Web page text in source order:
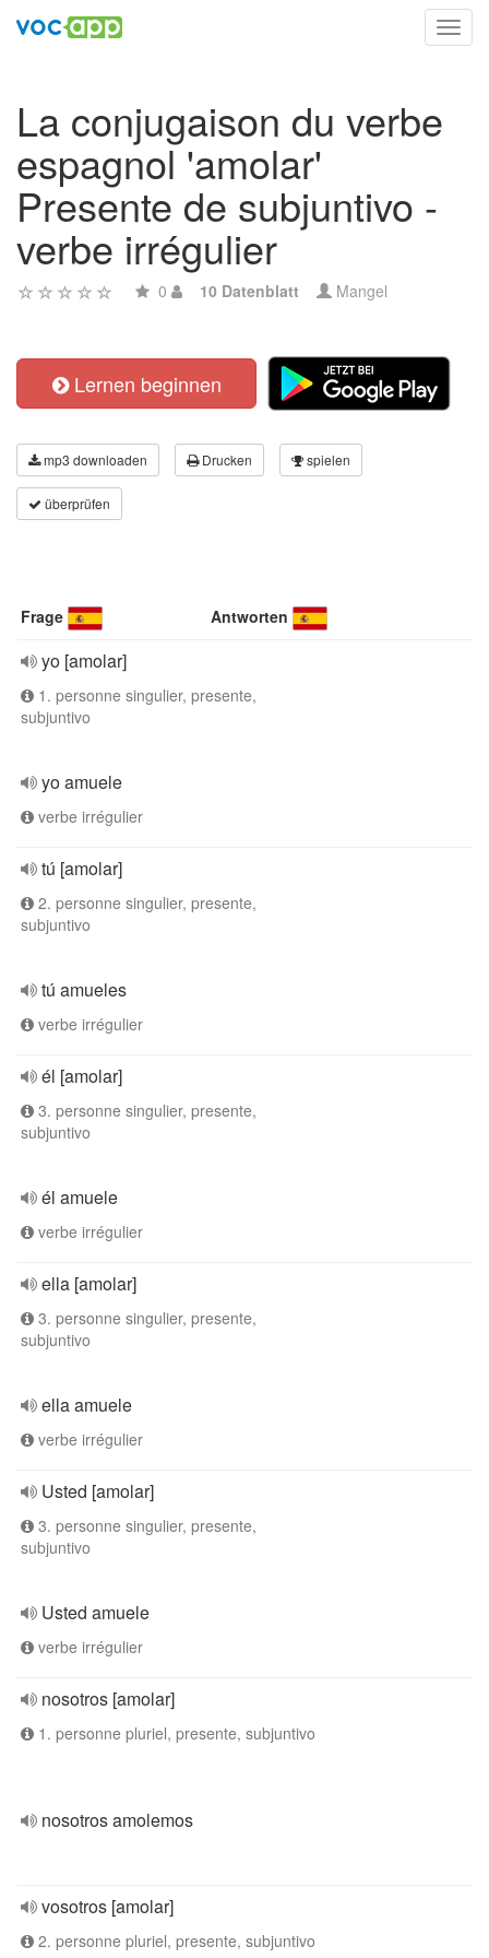
La conjugaison du verbe
espagnol 'amolar'
Presente de subjuntivo -
verbe irrégulier
0 10 Datenblatt Mangel
Lernen beginnen
mp3 downloaden Drucken spielen
überprüfen
Frage Antworten
yo [amolar]
1. personne singulier, presente,
subjuntivo
yo amuele
verbe irrégulier
tú [amolar]
2. personne singulier, presente,
subjuntivo
tú amueles
verbe irrégulier
él [amolar]
3. personne singulier, presente,
subjuntivo
él amuele
verbe irrégulier
ella [amolar]
3. personne singulier, presente,
subjuntivo
ella amuele
verbe irrégulier
Usted [amolar]
3. personne singulier, presente,
subjuntivo
Usted amuele
verbe irrégulier
nosotros [amolar]
1. personne pluriel, presente, subjuntivo
nosotros amolemos
vosotros [amolar]
2. personne pluriel, presente, subjuntivo